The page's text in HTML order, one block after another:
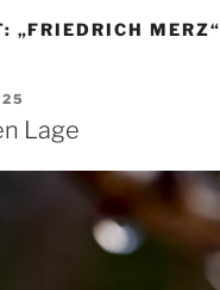
„FRIEDRICH MERZ“
Lage